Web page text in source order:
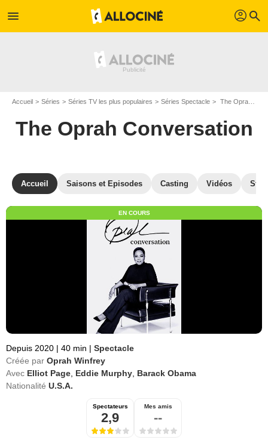
menu profil search
Accueil Séries Séries TV les plus populaires Séries Spectacle The Oprah Conversation
The Oprah Conversation
Accueil Saisons et Episodes Casting Vidéos
EN COURS
Depuis 2020 | 40 min | Spectacle
Créée par Oprah Winfrey
Avec Elliot Page Eddie Murphy Barack Obama
Nationalité U.S.A.
Spectateurs
2,9
Mes amis
--